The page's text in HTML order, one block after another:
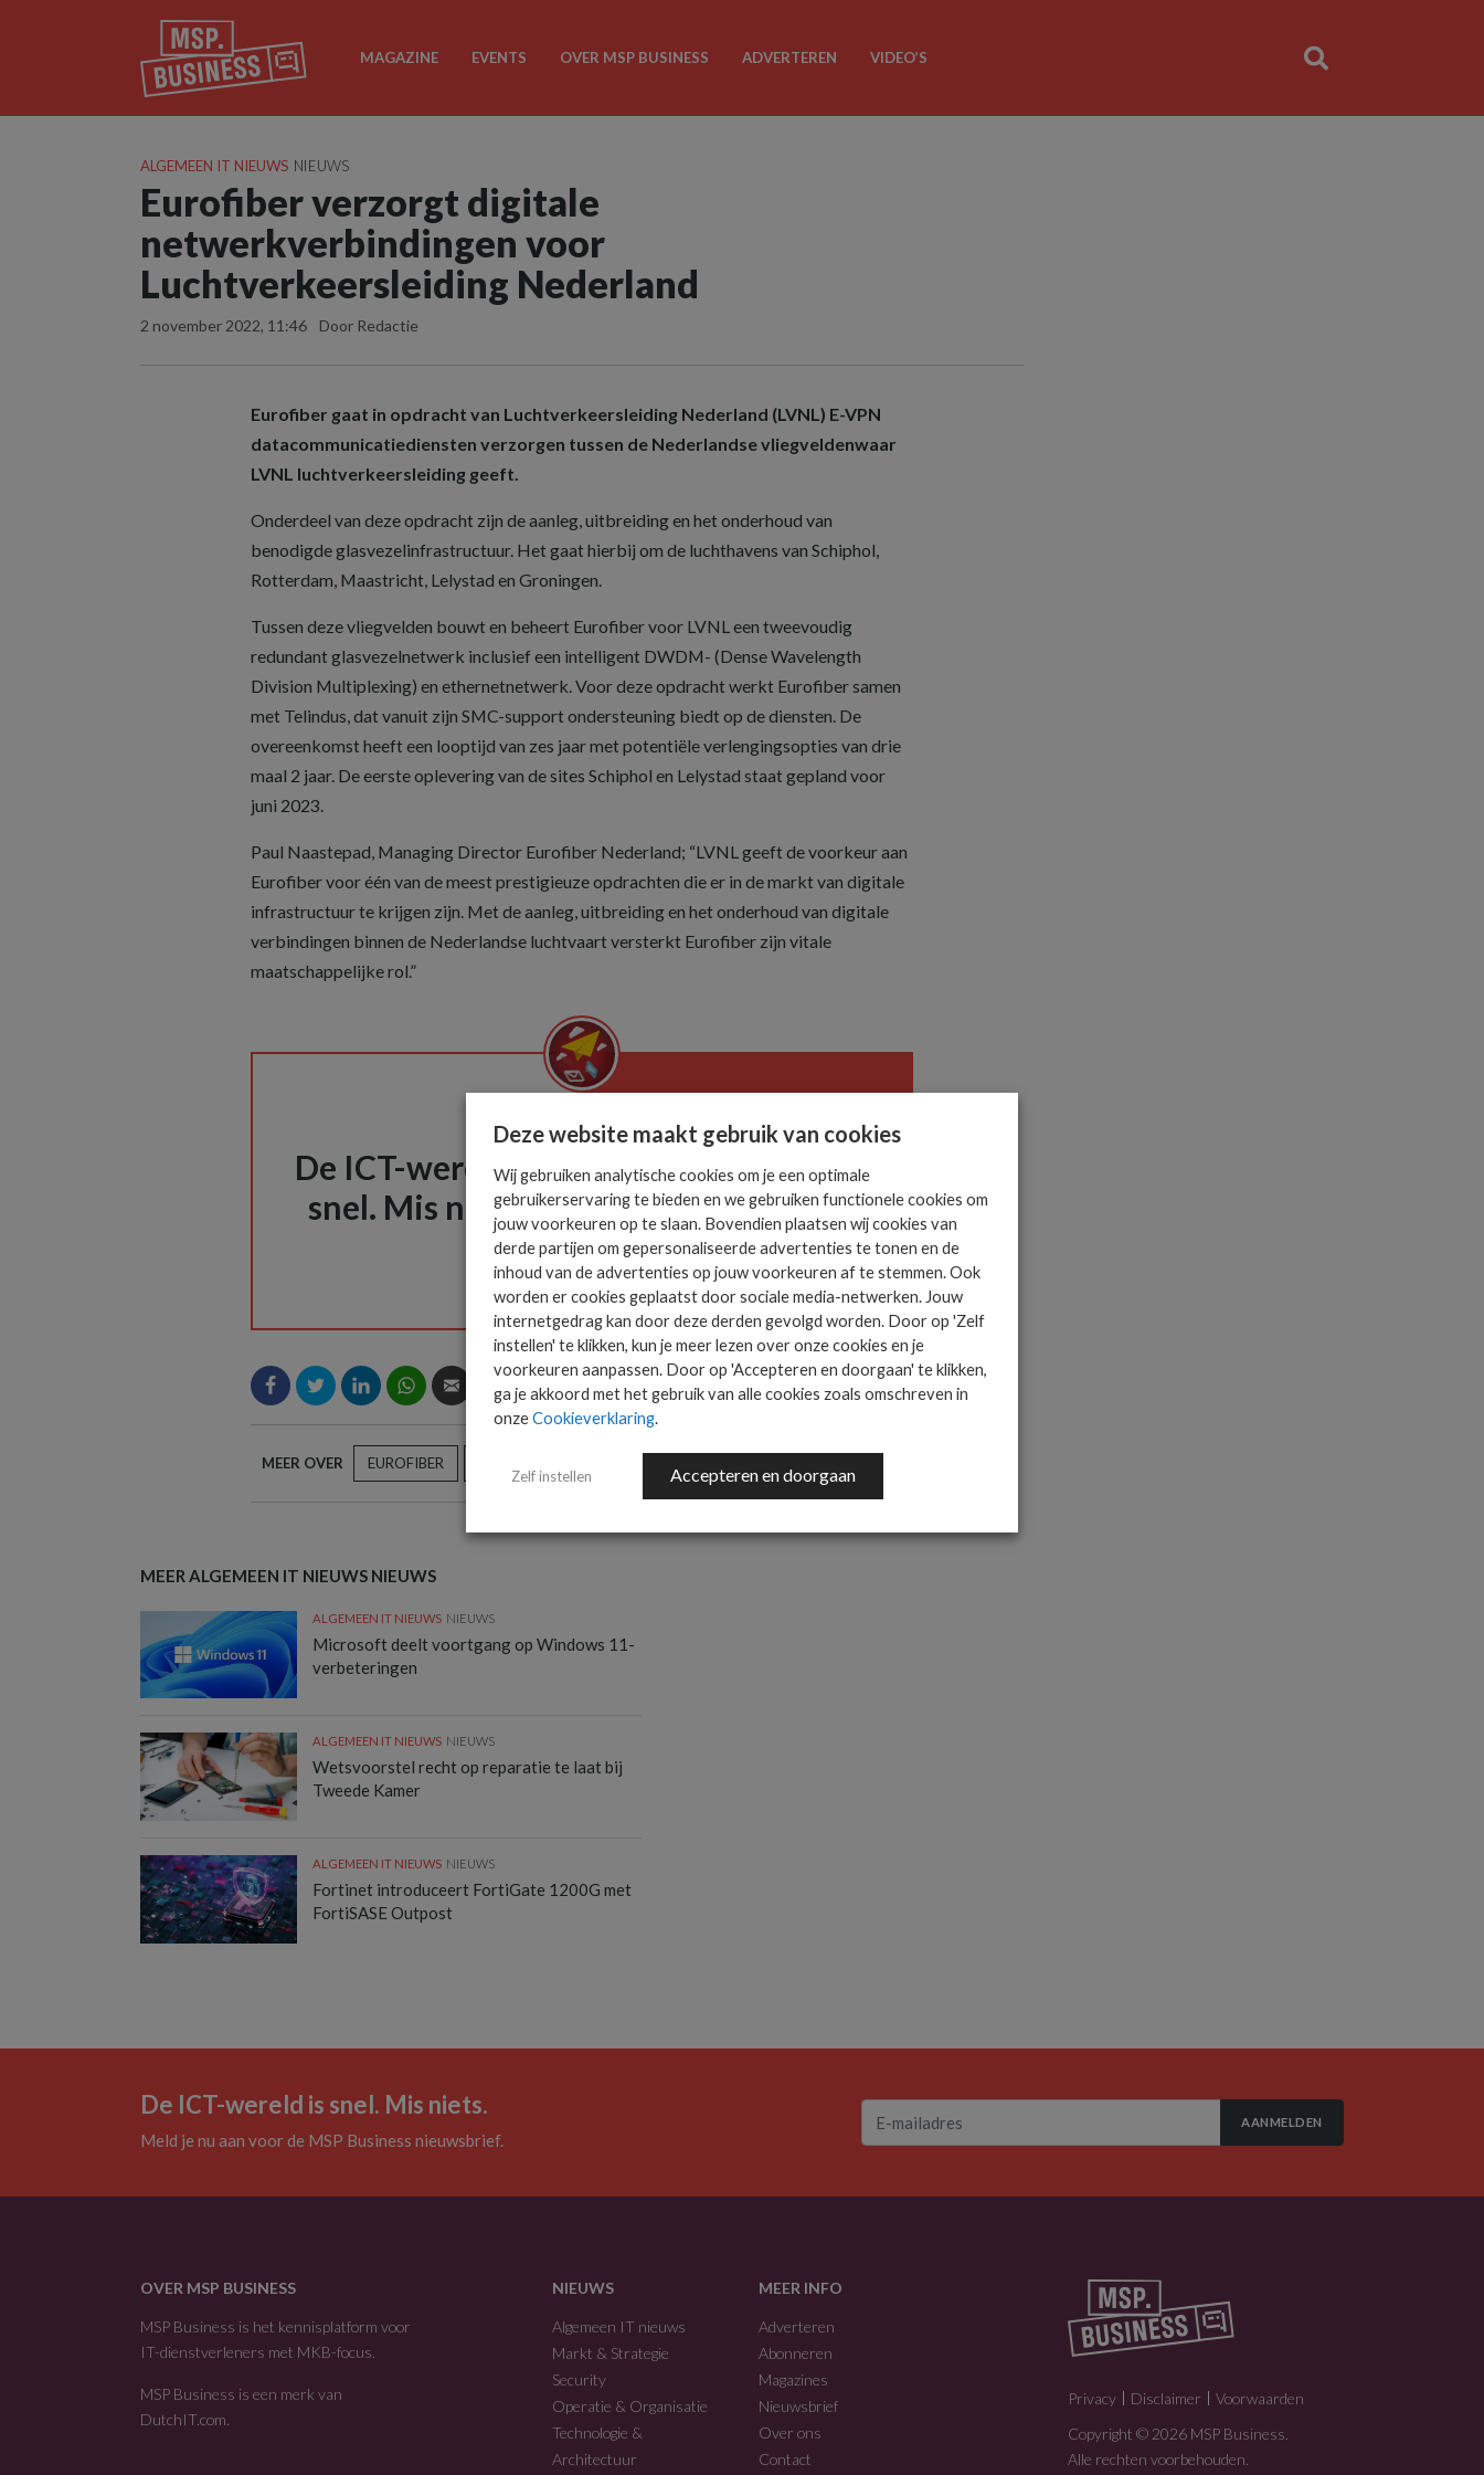
MAGAZINE EVENTS OVER MSP BUSINESS ADVERTEREN VIDEO’S
ALGEMEEN IT NIEUWS NIEUWS
Eurofiber verzorgt digitale
netwerkverbindingen voor
Luchtverkeersleiding Nederland
2 november 2022, 11:46 Door Redactie
Eurofiber gaat in opdracht van Luchtverkeersleiding Nederland (LVNL) E-VPN
datacommunicatiediensten verzorgen tussen de Nederlandse vliegveldenwaar
LVNL luchtverkeersleiding geeft.
Onderdeel van deze opdracht zijn de aanleg, uitbreiding en het onderhoud van
benodigde glasvezelinfrastructuur. Het gaat hierbij om de luchthavens van Schiphol,
Rotterdam, Maastricht, Lelystad en Groningen.
Tussen deze vliegvelden bouwt en beheert Eurofiber voor LVNL een tweevoudig
redundant glasvezelnetwerk inclusief een intelligent DWDM- (Dense Wavelength
Division Multiplexing) en ethernetnetwerk. Voor deze opdracht werkt Eurofiber samen
met Telindus, dat vanuit zijn SMC-support ondersteuning biedt op de diensten. De
overeenkomst heeft een looptijd van zes jaar met potentiële verlengingsopties van drie
maal 2 jaar. De eerste oplevering van de sites Schiphol en Lelystad staat gepland voor
juni 2023.
Paul Naastepad, Managing Director Eurofiber Nederland; “LVNL geeft de voorkeur aan
Eurofiber voor één van de meest prestigieuze opdrachten die er in de markt van digitale
infrastructuur te krijgen zijn. Met de aanleg, uitbreiding en het onderhoud van digitale
verbindingen binnen de Nederlandse luchtvaart versterkt Eurofiber zijn vitale
maatschappelijke rol.”
De ICT-wereld is
snel. Mis niets.
nieuws in jouw mailbox
AANMELDEN
MEER OVER EUROFIBER
MEER ALGEMEEN IT NIEUWS NIEUWS
ALGEMEEN IT NIEUWS NIEUWS
Microsoft deelt voortgang op Windows 11-
verbeteringen
ALGEMEEN IT NIEUWS NIEUWS
Wetsvoorstel recht op reparatie te laat bij
Tweede Kamer
ALGEMEEN IT NIEUWS NIEUWS
Fortinet introduceert FortiGate 1200G met
FortiSASE Outpost
De ICT-wereld is snel. Mis niets.
Meld je nu aan voor de MSP Business nieuwsbrief.
AANMELDEN
OVER MSP BUSINESS
MSP Business is het kennisplatform voor
IT-dienstverleners met MKB-focus.
MSP Business is een merk van
DutchIT.com
NIEUWS
Algemeen IT nieuws
Markt & Strategie
Security
Operatie & Organisatie
Technologie &
Architectuur
MEER INFO
Adverteren
Abonneren
Magazines
Nieuwsbrief
Over ons
Contact
Privacy Disclaimer
Voorwaarden
Copyright © 2026 MSP Business.
Alle rechten voorbehouden.
Deze website maakt gebruik van cookies
Wij gebruiken analytische cookies om je een optimale
gebruikerservaring te bieden en we gebruiken functionele cookies om
jouw voorkeuren op te slaan. Bovendien plaatsen wij cookies van
derde partijen om gepersonaliseerde advertenties te tonen en de
inhoud van de advertenties op jouw voorkeuren af te stemmen. Ook
worden er cookies geplaatst door sociale media-netwerken. Jouw
internetgedrag kan door deze derden gevolgd worden. Door op 'Zelf
instellen' te klikken, kun je meer lezen over onze cookies en je
voorkeuren aanpassen. Door op 'Accepteren en doorgaan' te klikken,
ga je akkoord met het gebruik van alle cookies zoals omschreven in
onzeCookieverklaring.
Zelf instellen Accepteren en doorgaan